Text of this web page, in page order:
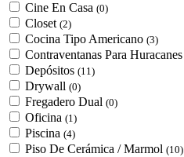
Cine En Casa (0)
Closet (2)
Cocina Tipo Americano (3)
Contraventanas Para Huracanes
Depósitos (11)
Drywall (0)
Fregadero Dual (0)
Oficina (1)
Piscina (4)
Piso De Cerámica / Marmol (10)